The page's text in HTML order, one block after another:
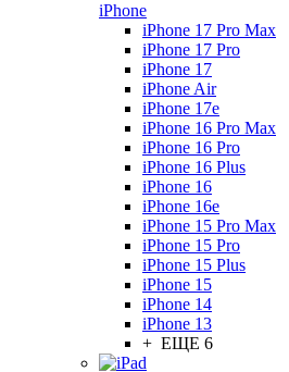
iPhone
iPhone 17 Pro Max
iPhone 17 Pro
iPhone 17
iPhone Air
iPhone 17e
iPhone 16 Pro Max
iPhone 16 Pro
iPhone 16 Plus
iPhone 16
iPhone 16e
iPhone 15 Pro Max
iPhone 15 Pro
iPhone 15 Plus
iPhone 15
iPhone 14
iPhone 13
+ ЕЩЕ 6